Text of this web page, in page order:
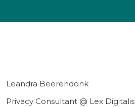
Leandra Beerendonk
Privacy Consultant @ Lex Digitalis